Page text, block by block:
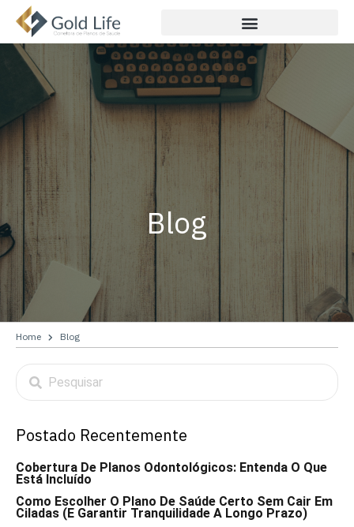
Blog
Home Blog
Postado Recentemente
Cobertura De Planos Odontológicos: Entenda O Que
Está Incluído
Como Escolher O Plano De Saúde Certo Sem Cair Em
Ciladas (e Garantir Tranquilidade A Longo Prazo)